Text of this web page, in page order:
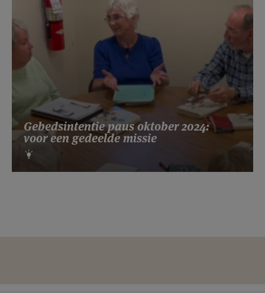
Gebedsintentie paus oktober 2024:
voor een gedeelde missie